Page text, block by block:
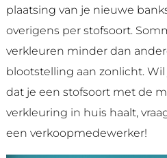
plaatsing van je nieuwe
overigens per stofsoort.
verkleuren minder dan
blootstelling aan zonlicht. Wil
dat je een stofsoort met de
verkleuring in huis haalt,
een verkoopmedewerker!